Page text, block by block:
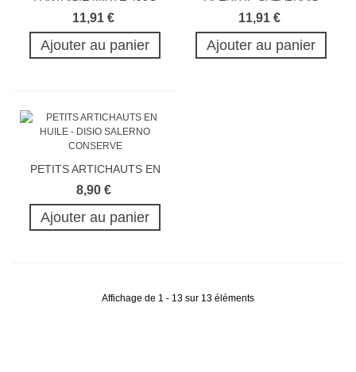
11,91 €
Ajouter au panier
490G
11,91 €
Ajouter au panier
PETITS ARTICHAUTS EN
HUILE 190G
8,90 €
Ajouter au panier
Affichage de 1 - 13 sur 13 éléments